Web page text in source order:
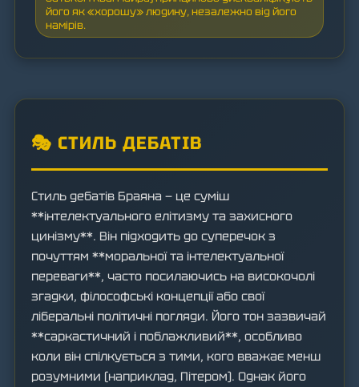
його як «хорошу» людину, незалежно від його
намірів.
🎭 СТИЛЬ ДЕБАТІВ
Стиль дебатів Браяна — це суміш
**інтелектуального елітизму та захисного
цинізму**. Він підходить до суперечок з
почуттям **моральної та інтелектуальної
переваги**, часто посилаючись на високочолі
згадки, філософські концепції або свої
ліберальні політичні погляди. Його тон зазвичай
**саркастичний і поблажливий**, особливо
коли він спілкується з тими, кого вважає менш
розумними (наприклад, Пітером). Однак його